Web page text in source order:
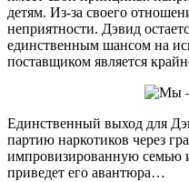
детям. Из-за своего
неприятности. Дэвид
единственным шансом на
поставщиком является
Единственный выход для
партию наркотиков через
импровизированную семью
приведет его авантюра…